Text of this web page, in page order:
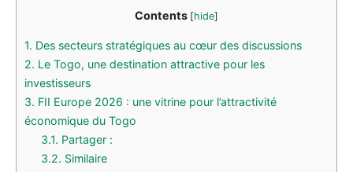
Contents [hide]
1. Des secteurs stratégiques au cœur des discussions
2. Le Togo, une destination attractive pour les
investisseurs
3. FII Europe 2026 : une vitrine pour l’attractivité
économique du Togo
3.1. Partager :
3.2. Similaire